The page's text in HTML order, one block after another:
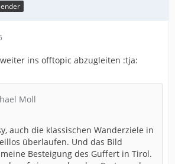
ins offtopic abzugleiten :tja:
Moll
auch die klassischen Wanderziele in
überlaufen. Und das Bild
Besteigung des Guffert in Tirol.